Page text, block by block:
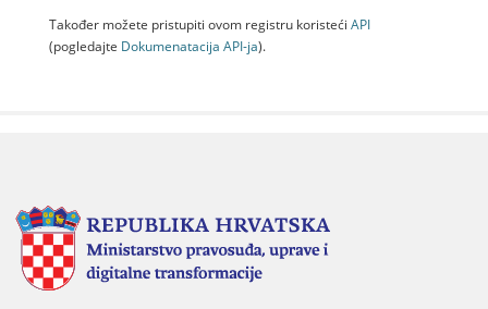
Također možete pristupiti ovom registru koristeći API
(pogledajte Dokumenаtаcijа API-jа).